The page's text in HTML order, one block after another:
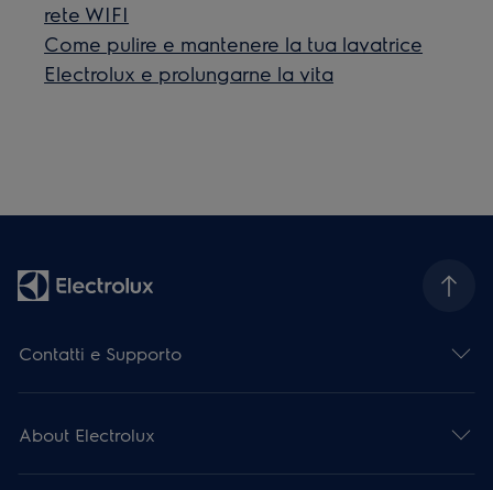
rete WIFI
Come pulire e mantenere la tua lavatrice
Electrolux e prolungarne la vita
Contatti e Supporto
About Electrolux